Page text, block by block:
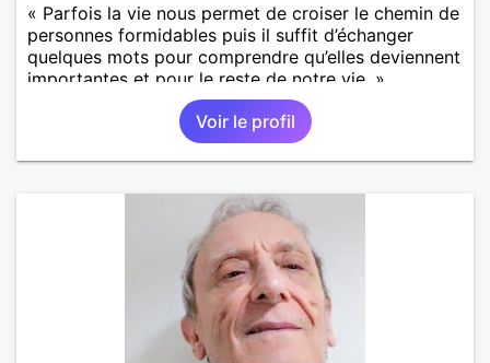
« Parfois la vie nous permet de croiser le chemin de
personnes formidables puis il suffit d’échanger
quelques mots pour comprendre qu’elles deviennent
importantes et pour le reste de notre vie. »
Voir le profil